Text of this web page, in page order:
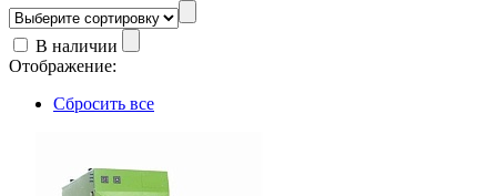
В наличии
Отображение:
Сбросить все